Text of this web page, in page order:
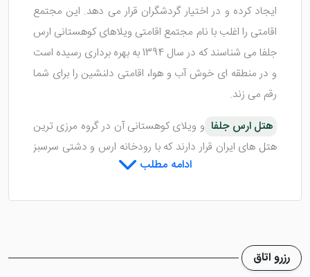
ایجاد کرده و در اختیار گردشگران قرار می دهد. این مجتمع
اقامتی را اغلب با نام مجتمع اقامتی ویلاهای کوهستانی ارس
جلفا می شناسند که در سال 1394 به بهره برداری رسیده است
و در منطقه ای خوش آب و هوا، اقامتی دلنشین را برای شما
رقم می زند.
هتل ارس جلفا و ویلای کوهستانی آن در گروه مرزی ترین
هتل های ایران قرار دارند که با رودخانه ارس و دشتی سرسبز
و آب و هوایی بسیار عالی مکانی دوست داشتنی برای
این هتل اقامت داشته باشید.
ادامه مطلب
رزرو اتاق